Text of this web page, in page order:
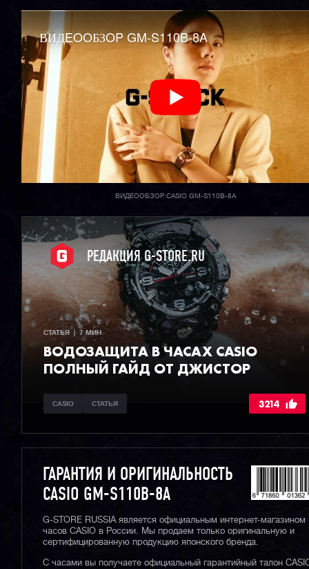
ВИДEOOБЗOP GM-S110B-8A
ВИДЕООБЗОР CASIO GM-S110B-8A
РЕДАКЦИЯ G-STORE.RU
СТАТЬЯ  |  7 МИН
ВОДОЗАЩИТА В ЧАСАХ CASIO
ПОЛНЫЙ ГАЙД ОТ ДЖИСТОР
CASIO СТАТЬЯ 3214
ГАРАНТИЯ И ОРИГИНАЛЬНОСТЬ
CASIO GM-S110B-8A
G-STORE RUSSIA является официальным интернет-магазином
часов CASIO в России. Мы продаем только оригинальную и
сертифицированную продукцию японского бренда.
С часами вы получаете официальный гарантийный талон